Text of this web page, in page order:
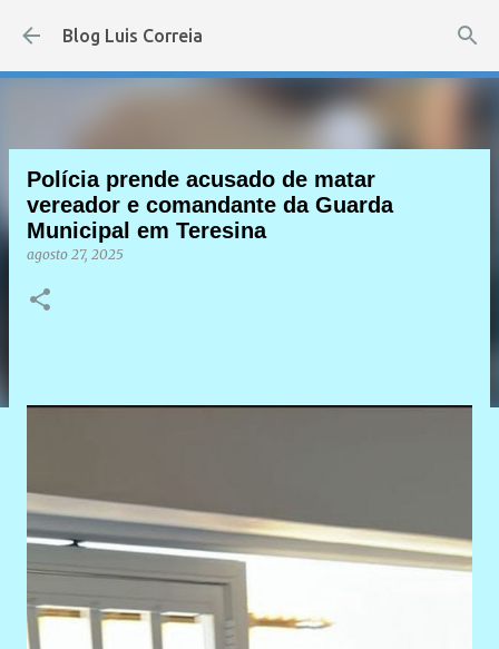
Pular para o conteúdo principal
Blog Luis Correia
Polícia prende acusado de matar
vereador e comandante da Guarda
Municipal em Teresina
agosto 27, 2025